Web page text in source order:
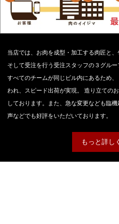
当店では、お肉を成型・加工する肉匠と、
そして受注を行う受注スタッフの３グルー
すべてのチームが同じビル内にあるため
われ、スピード出荷が実現。 造り立ての
しております。また、急な変更なども臨
声などでも好評をいただいております。
もっと詳し